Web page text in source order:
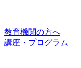
教育機関の方へ
講座・プログラム